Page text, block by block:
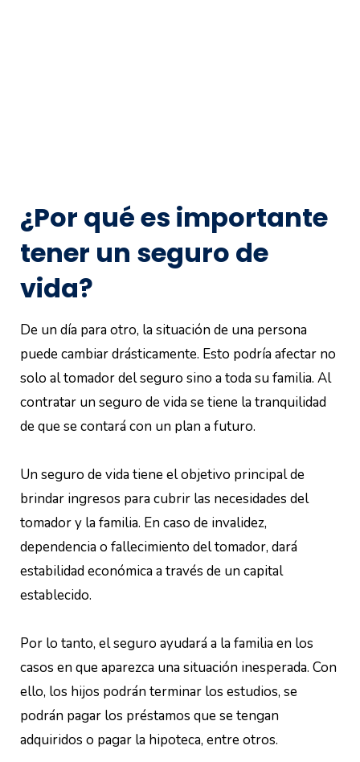
¿Por qué es importante
tener un seguro de
vida?
De un día para otro, la situación de una persona
puede cambiar drásticamente. Esto podría afectar no
solo al tomador del seguro sino a toda su familia. Al
contratar un seguro de vida se tiene la tranquilidad
de que se contará con un plan a futuro.
Un seguro de vida tiene el objetivo principal de
brindar ingresos para cubrir las necesidades del
tomador y la familia. En caso de invalidez,
dependencia o fallecimiento del tomador, dará
estabilidad económica a través de un capital
establecido.
Por lo tanto, el seguro ayudará a la familia en los
casos en que aparezca una situación inesperada. Con
ello, los hijos podrán terminar los estudios, se
podrán pagar los préstamos que se tengan
adquiridos o pagar la hipoteca, entre otros.